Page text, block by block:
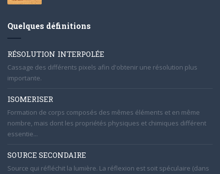
Quelques définitions
RÉSOLUTION INTERPOLÉE
Cassage des différents pixels afin d'obtenir une résolution plus
importante.
ISOMERISER
Formation de corps composés des mêmes éléments et en même
nombre, mais dont les propriétés physiques et chimiques différent
essentie...
SOURCE SECONDAIRE
Source qui réfléchit la lumière. La réflexion est soit spéculaire (dans